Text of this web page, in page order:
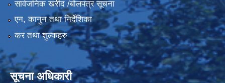
सार्वजनिक खरीद /बोलपत्र सूचना
एन, कानुन तथा निर्देशिका
कर तथा शुल्कहरु
सूचना अधिकारी